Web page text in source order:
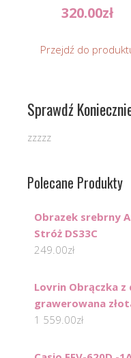
320.00zł
Przejdź do
Sprawdź
zzzzz
Polecane Produkty
Obrazek srebrny
Stróż DS33C
249.00zł
Lovrin Obrączka
grawerowana
1 559.00zł